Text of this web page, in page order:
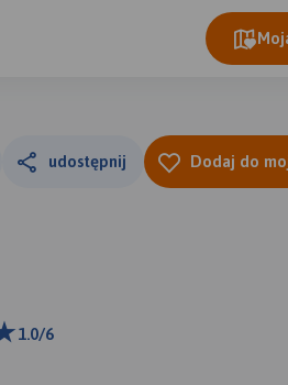
udostępnij Dodaj do
1.0/6